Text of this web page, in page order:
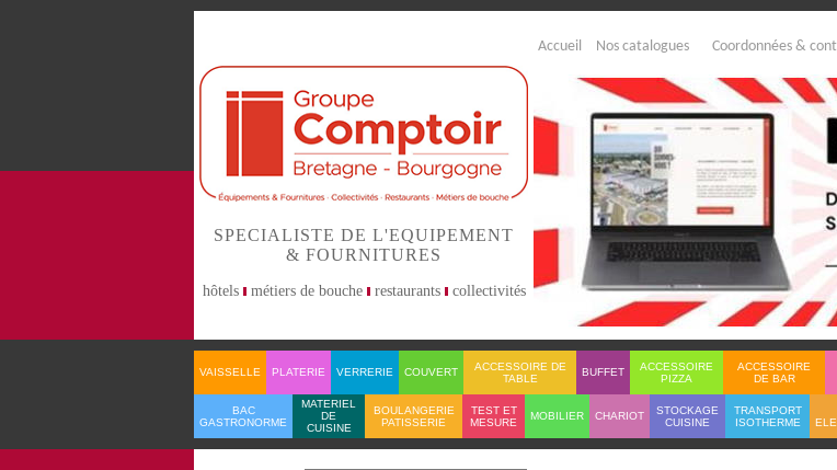
Accueil Nos catalogues Coordonnées &
SPECIALISTE DE L'EQUIPEMENT
& FOURNITURES
hôtels métiers de bouche restaurants collectivités
VAISSELLE PLATERIE VERRERIE COUVERT
ACCESSOIRE DE
TABLE
BUFFET
ACCESSOIRE
PIZZA
ACCESSOIRE
DE BAR
BAC
GASTRONORME
MATERIEL
DE
CUISINE
BOULANGERIE
PATISSERIE
TEST ET
MESURE
MOBILIER CHARIOT
STOCKAGE
CUISINE
TRANSPORT
ISOTHERME